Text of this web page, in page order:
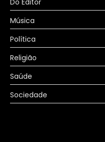
Do Editor
Música
Política
Religião
Saúde
Sociedade